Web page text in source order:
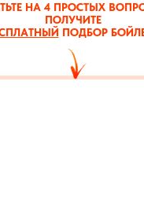
НА 4 ПРОСТЫХ
ПОЛУЧИТЕ
ПОДБОР